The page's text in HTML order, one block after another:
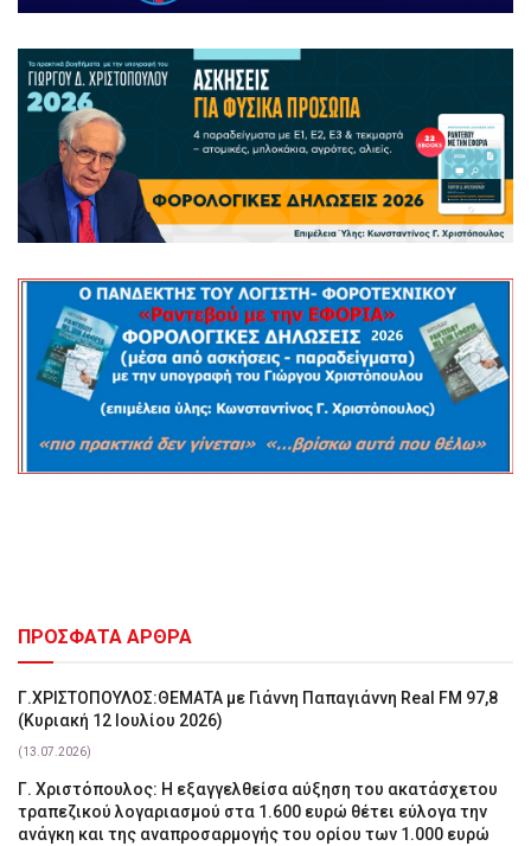
ΠΡΟΣΦΑΤΑ ΑΡΘΡΑ
Γ.ΧΡΙΣΤΟΠΟΥΛΟΣ:ΘΕΜΑΤΑ με Γιάννη Παπαγιάννη Real FM 97,8
(Κυριακή 12 Ιουλίου 2026)
(13.07.2026)
Γ. Χριστόπουλος: Η εξαγγελθείσα αύξηση του ακατάσχετου
τραπεζικού λογαριασμού στα 1.600 ευρώ θέτει εύλογα την
ανάγκη και της αναπροσαρμογής του ορίου των 1.000 ευρώ